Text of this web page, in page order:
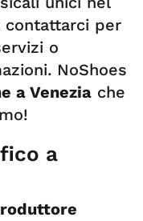
contattarci per
o
NoShoes
a Venezia che
a